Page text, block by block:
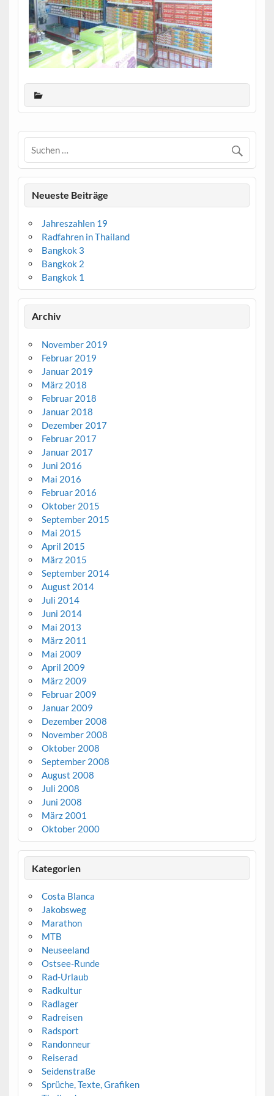
Neueste Beiträge
Jahreszahlen 19
Radfahren in Thailand
Bangkok 3
Bangkok 2
Bangkok 1
Archiv
November 2019
Februar 2019
Januar 2019
März 2018
Februar 2018
Januar 2018
Dezember 2017
Februar 2017
Januar 2017
Juni 2016
Mai 2016
Februar 2016
Oktober 2015
September 2015
Mai 2015
April 2015
März 2015
September 2014
August 2014
Juli 2014
Juni 2014
Mai 2013
März 2011
Mai 2009
April 2009
März 2009
Februar 2009
Januar 2009
Dezember 2008
November 2008
Oktober 2008
September 2008
August 2008
Juli 2008
Juni 2008
März 2001
Oktober 2000
Kategorien
Costa Blanca
Jakobsweg
Marathon
MTB
Neuseeland
Ostsee-Runde
Rad-Urlaub
Radkultur
Radlager
Radreisen
Radsport
Randonneur
Reiserad
Seidenstraße
Sprüche, Texte, Grafiken